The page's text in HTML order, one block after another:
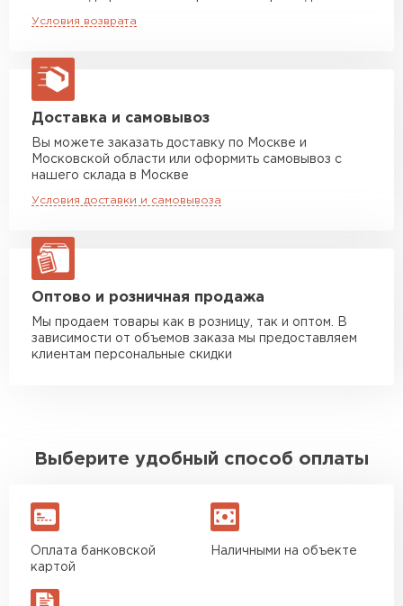
финансовых расходов.
климатических условиях.
Широкая цветовая гамма.
макс. длина груза 13,5 м
Манипулятор до 5 тн
макс. длина груза 6 м
Манипулятор до 10 тн
макс. длина груза 8 м
Манипулятор до 20 тн
Условия возврата
Доставка и самовывоз
Вы можете заказать доставку по Москве и
Московской области или оформить самовывоз с
нашего склада в Москве
Условия доставки и самовывоза
Оптово и розничная продажа
Мы продаем товары как в розницу, так и оптом. В
зависимости от объемов заказа мы предоставляем
клиентам персональные скидки
Выберите удобный способ оплаты
Оплата банковской
картой
Наличными на объекте